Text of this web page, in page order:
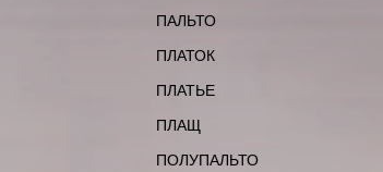
ПАЛЬТО
ПЛАТОК
ПЛАТЬЕ
ПЛАЩ
ПОЛУПАЛЬТО